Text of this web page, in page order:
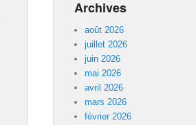
Archives
août 2026
juillet 2026
juin 2026
mai 2026
avril 2026
mars 2026
février 2026